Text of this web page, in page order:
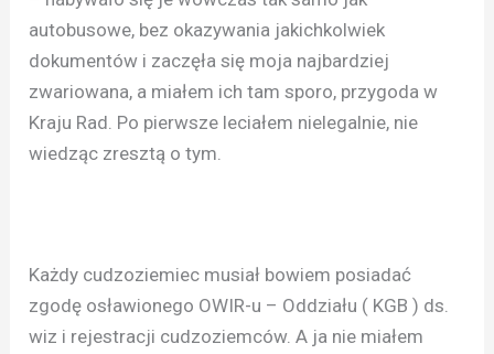
autobusowe, bez okazywania jakichkolwiek
dokumentów i zaczęła się moja najbardziej
zwariowana, a miałem ich tam sporo, przygoda w
Kraju Rad. Po pierwsze leciałem nielegalnie, nie
wiedząc zresztą o tym.
Każdy cudzoziemiec musiał bowiem posiadać
zgodę osławionego OWIR-u – Oddziału ( KGB ) ds.
wiz i rejestracji cudzoziemców. A ja nie miałem